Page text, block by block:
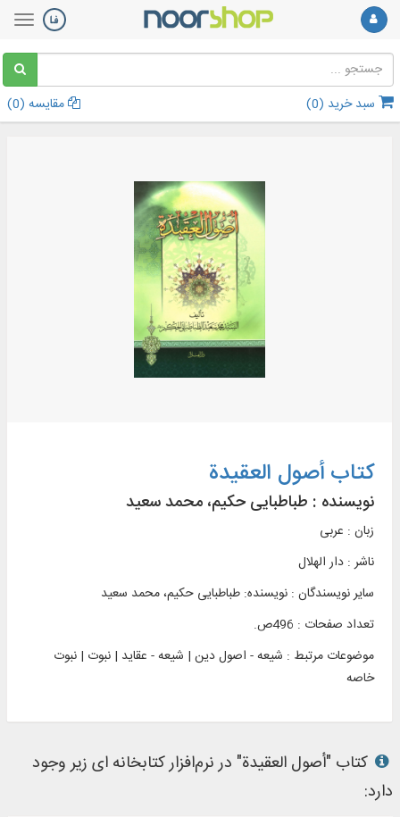
سبد خرید (0
) مقایسه (0
)
کتاب أصول العقيدة
نویسنده : طباطبایی حکیم، محمد سعید
زبان : عربی
ناشر : دار الهلال
سایر نویسندگان : نویسنده: طباطبایی حکیم، محمد سعید
تعداد صفحات : 496ص.
موضوعات مرتبط : شیعه - اصول دین | شیعه - عقاید | نبوت | نبوت
خاصه
کتاب "أصول العقيدة" در نرم‌افزار کتابخانه ای زیر وجود
دارد: